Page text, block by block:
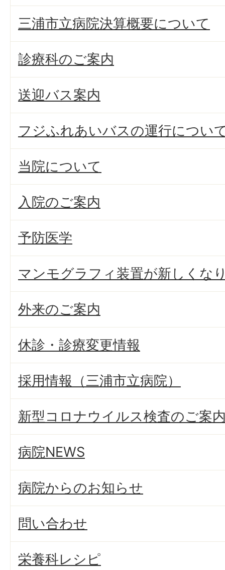
三浦市立病院決算概要について
診療科のご案内
送迎バス案内
フジふれあいバスの運行につい
当院について
入院のご案内
予防医学
マンモグラフィ装置が新しくな
外来のご案内
休診・診療変更情報
採用情報（三浦市立病院）
新型コロナウイルス検査のご案
病院NEWS
病院からのお知らせ
問い合わせ
栄養科レシピ